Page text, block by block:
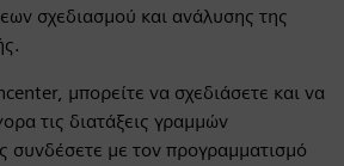
σχεδιασμού και ανάλυσης της
μπορείτε να σχεδιάσετε και να
τις διατάξεις γραμμών
συνδέσετε με τον προγραμματισμό